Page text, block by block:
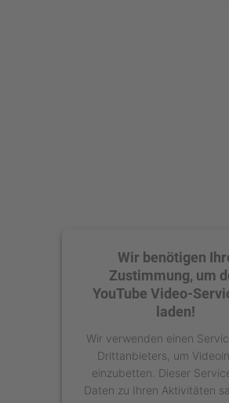
Wir benötigen
Zustimmung, um
YouTube Video-
laden!
Wir verwenden einen
Drittanbieters, um
einzubetten. Dieser
Daten zu Ihren Aktivitäten